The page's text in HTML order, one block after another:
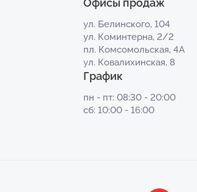
Офисы продаж
ул. Белинского, 104
ул. Коминтерна, 2/2
пл. Комсомольская, 4А
ул. Ковалихинская, 8
График
пн - пт: 08:30 - 20:00
сб: 10:00 - 16:00